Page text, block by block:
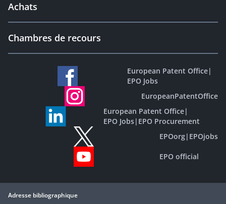
Achats
Chambres de recours
European Patent Office|
EPO Jobs
EuropeanPatentOffice
European Patent Office|
EPO Jobs| EPO Procurement
EPOorg| EPOjobs
EPO official
Adresse bibliographique